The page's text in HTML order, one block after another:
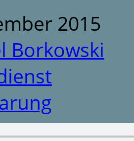
2015
Borkowski